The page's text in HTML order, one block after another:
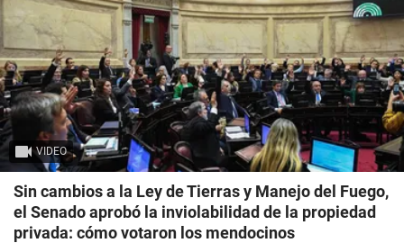
VIDEO
Sin cambios a la Ley de Tierras y Manejo del Fuego,
el Senado aprobó la inviolabilidad de la propiedad
privada: cómo votaron los mendocinos